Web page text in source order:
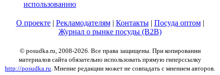
использованию
О проекте| Рекламодателям| Контакты| Посуда оптом|
Журнал о рынке посуды (B2B)
© posudka.ru, 2008-2026. Все права защищены. При копировании
материалов сайта обязательно использовать прямую гиперссылку
http://posudka.ru. Мнение редакции может не совпадать с мнением авторов.